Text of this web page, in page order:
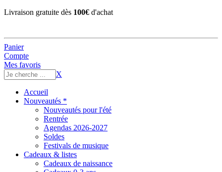
Livraison gratuite dès 100€ d'achat
Panier
Compte
Mes favoris
X
Accueil
Nouveautés *
Nouveautés pour l'été
Rentrée
Agendas 2026-2027
Soldes
Festivals de musique
Cadeaux & listes
Cadeaux de naissance